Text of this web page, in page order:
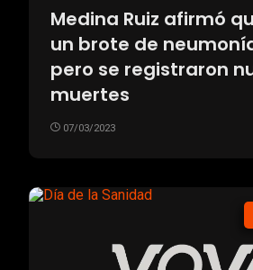
Medina Ruiz afirmó
un brote de
pero se registraron
muertes
07/03/2023